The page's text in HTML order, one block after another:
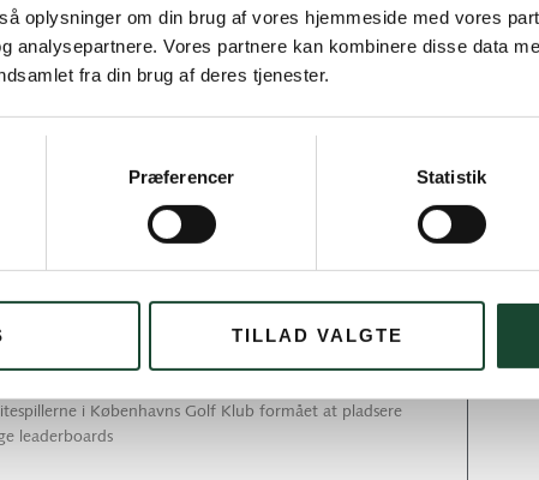
oplysninger om din brug af vores hjemmeside med vores
analysepartnere. Vores partnere kan kombinere disse data
fra din brug af deres tjenester.
Præferencer Statistik
TILLAD VALGTE
i Københavns Golf Klub formået at pladsere
leaderboards
i Københavns Golf Klub formået at pladsere
leaderboards